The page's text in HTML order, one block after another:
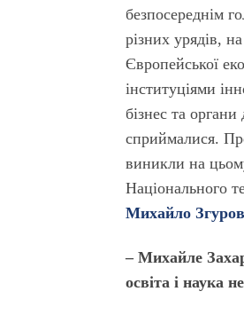
безпосереднім
різних урядів,
Європейської
інституціями
бізнес та
сприймалися.
виникли на
Національного
Михайло
– Михайле
освіта і наука